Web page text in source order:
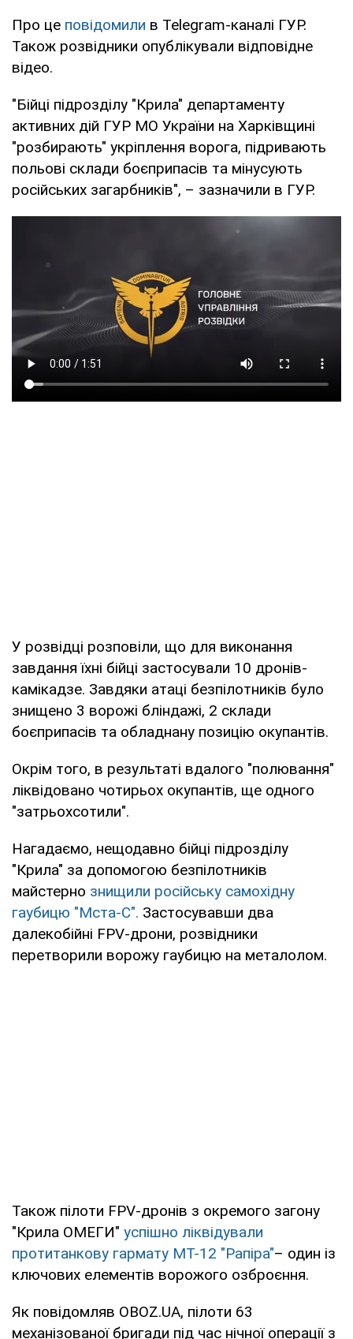
Про це повідомили в Telegram-каналі ГУР.
Також розвідники опублікували відповідне
відео.
"Бійці підрозділу "Крила" департаменту
активних дій ГУР МО України на Харківщині
"розбирають" укріплення ворога, підривають
польові склади боєприпасів та мінусують
російських загарбників", – зазначили в ГУР.
У розвідці розповіли, що для виконання
завдання їхні бійці застосували 10 дронів-
камікадзе. Завдяки атаці безпілотників було
знищено 3 ворожі бліндажі, 2 склади
боєприпасів та обладнану позицію окупантів.
Окрім того, в результаті вдалого "полювання"
ліквідовано чотирьох окупантів, ще одного
"затрьохсотили".
Нагадаємо, нещодавно бійці підрозділу
"Крила" за допомогою безпілотників
майстерно знищили російську самохідну
гаубицю "Мста-С". Застосувавши два
далекобійні FPV-дрони, розвідники
перетворили ворожу гаубицю на металолом.
Також пілоти FPV-дронів з окремого загону
"Крила ОМЕГИ" успішно ліквідували
протитанкову гармату МТ-12 "Рапіра"– один із
ключових елементів ворожого озброєння.
Як повідомляв OBOZ.UA, пілоти 63
механізованої бригади під час нічної операції з